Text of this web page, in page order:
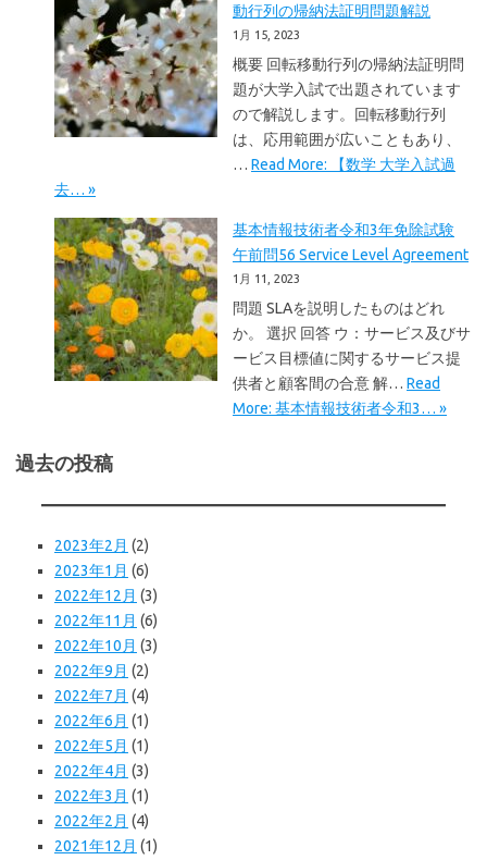
動行列の帰納法証明問題解説
1月 15, 2023
概要 回転移動行列の帰納法証明問
題が大学入試で出題されています
ので解説します。回転移動行列
は、応用範囲が広いこともあり、
… Read More: 【数学 大学入試過
去… »
基本情報技術者令和3年免除試験
午前問56 Service Level Agreement
1月 11, 2023
問題 SLAを説明したものはどれ
か。 選択 回答 ウ：サービス及びサ
ービス目標値に関するサービス提
供者と顧客間の合意 解… Read
More: 基本情報技術者令和3… »
過去の投稿
2023年2月 (2)
2023年1月 (6)
2022年12月 (3)
2022年11月 (6)
2022年10月 (3)
2022年9月 (2)
2022年7月 (4)
2022年6月 (1)
2022年5月 (1)
2022年4月 (3)
2022年3月 (1)
2022年2月 (4)
2021年12月 (1)